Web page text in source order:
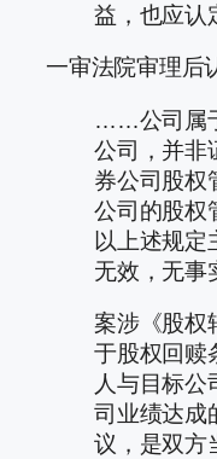
益，也应认
一审法院审理后
……公司属
公司，并非
券公司股权
公司的股权
以上述规定
无效，无事
案涉《股
于股权回赎
人与目标公
司业绩达成
议，是双方